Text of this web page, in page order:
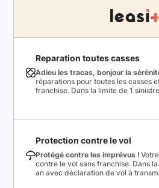
Reparation toutes casses
Adieu les tracas, bonjour la
réparations pour toutes les casses
franchise. Dans la limite de 1
Protection contre le vol
Protégé contre les imprévus !
contre le vol sans franchise. Dans
an avec déclaration de vol à